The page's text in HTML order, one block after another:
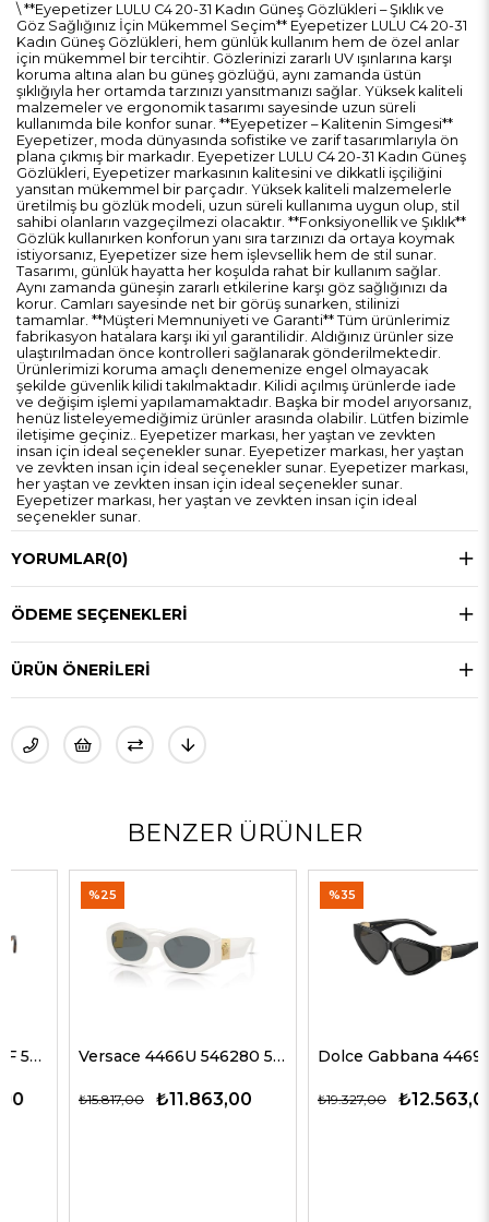
\ **Eyepetizer LULU C4 20-31 Kadın Güneş Gözlükleri – Şıklık ve
Göz Sağlığınız İçin Mükemmel Seçim** Eyepetizer LULU C4 20-31
Kadın Güneş Gözlükleri, hem günlük kullanım hem de özel anlar
için mükemmel bir tercihtir. Gözlerinizi zararlı UV ışınlarına karşı
koruma altına alan bu güneş gözlüğü, aynı zamanda üstün
şıklığıyla her ortamda tarzınızı yansıtmanızı sağlar. Yüksek kaliteli
malzemeler ve ergonomik tasarımı sayesinde uzun süreli
kullanımda bile konfor sunar. **Eyepetizer – Kalitenin Simgesi**
Eyepetizer, moda dünyasında sofistike ve zarif tasarımlarıyla ön
plana çıkmış bir markadır. Eyepetizer LULU C4 20-31 Kadın Güneş
Gözlükleri, Eyepetizer markasının kalitesini ve dikkatli işçiliğini
yansıtan mükemmel bir parçadır. Yüksek kaliteli malzemelerle
üretilmiş bu gözlük modeli, uzun süreli kullanıma uygun olup, stil
sahibi olanların vazgeçilmezi olacaktır. **Fonksiyonellik ve Şıklık**
Gözlük kullanırken konforun yanı sıra tarzınızı da ortaya koymak
istiyorsanız, Eyepetizer size hem işlevsellik hem de stil sunar.
Tasarımı, günlük hayatta her koşulda rahat bir kullanım sağlar.
Aynı zamanda güneşin zararlı etkilerine karşı göz sağlığınızı da
korur. Camları sayesinde net bir görüş sunarken, stilinizi
tamamlar. **Müşteri Memnuniyeti ve Garanti** Tüm ürünlerimiz
fabrikasyon hatalara karşı iki yıl garantilidir. Aldığınız ürünler size
ulaştırılmadan önce kontrolleri sağlanarak gönderilmektedir.
Ürünlerimizi koruma amaçlı denemenize engel olmayacak
şekilde güvenlik kilidi takılmaktadır. Kilidi açılmış ürünlerde iade
ve değişim işlemi yapılamamaktadır. Başka bir model arıyorsanız,
henüz listeleyemediğimiz ürünler arasında olabilir. Lütfen bizimle
iletişime geçiniz.. Eyepetizer markası, her yaştan ve zevkten
insan için ideal seçenekler sunar. Eyepetizer markası, her yaştan
ve zevkten insan için ideal seçenekler sunar. Eyepetizer markası,
her yaştan ve zevkten insan için ideal seçenekler sunar.
Eyepetizer markası, her yaştan ve zevkten insan için ideal
seçenekler sunar.
YORUMLAR(0)
ÖDEME SEÇENEKLERI
ÜRÜN ÖNERILERI
BENZER ÜRÜNLER
Versace 4466U 546280 54 G Kadın Güneş Gözlükleri
₺11.863,00
₺15.817,00
Dolce Gabbana 4469 501/87 59 G Kadın Güneş Gözlükleri
₺12.563,00
₺19.327,00